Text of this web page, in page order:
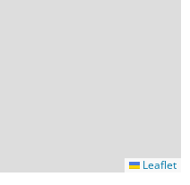
Leaflet